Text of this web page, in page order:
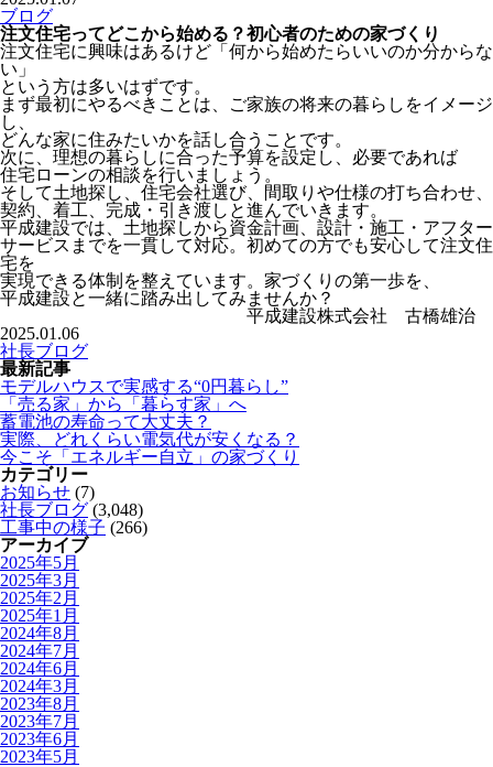
ブログ
注文住宅ってどこから始める？初心者のための家づくり
注文住宅に興味はあるけど「何から始めたらいいのか分からな
い」
という方は多いはずです。
まず最初にやるべきことは、ご家族の将来の暮らしをイメージ
し、
どんな家に住みたいかを話し合うことです。
次に、理想の暮らしに合った予算を設定し、必要であれば
住宅ローンの相談を行いましょう。
そして土地探し、住宅会社選び、間取りや仕様の打ち合わせ、
契約、着工、完成・引き渡しと進んでいきます。
平成建設では、土地探しから資金計画、設計・施工・アフター
サービスまでを一貫して対応。初めての方でも安心して注文住
宅を
実現できる体制を整えています。家づくりの第一歩を、
平成建設と一緒に踏み出してみませんか？
平成建設株式会社 古橋雄治
2025.01.06
社長ブログ
最新記事
モデルハウスで実感する“0円暮らし”
「売る家」から「暮らす家」へ
蓄電池の寿命って大丈夫？
実際、どれくらい電気代が安くなる？
今こそ「エネルギー自立」の家づくり
カテゴリー
お知らせ (7)
社長ブログ (3,048)
工事中の様子 (266)
アーカイブ
2025年5月
2025年3月
2025年2月
2025年1月
2024年8月
2024年7月
2024年6月
2024年3月
2023年8月
2023年7月
2023年6月
2023年5月